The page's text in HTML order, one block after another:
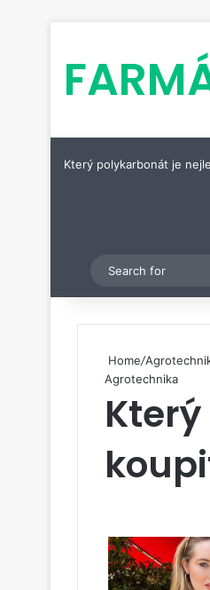
Který polykarbonát je
Switch skin
Home/
Agrotechnika